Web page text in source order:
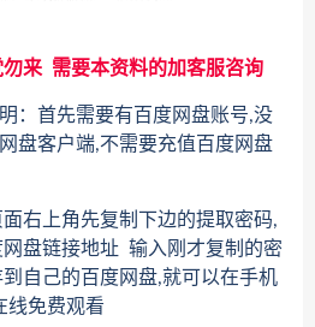
来 需要本资料的加客服咨询
：首先需要有百度网盘账号,没
盘客户端,不需要充值百度网盘
右上角先复制下边的提取密码,
盘链接地址 输入刚才复制的密
自己的百度网盘,就可以在手机
线免费观看